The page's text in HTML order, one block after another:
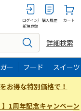
ログイン/
新規登録
購入履歴 カート
詳細検索
ー フード スイーツ
お得な特別価格で！
1周年記念キャンペーン